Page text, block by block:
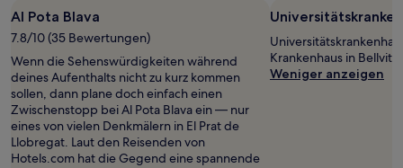
Al Pota Blava
7.8/10 (35 Bewertungen)
Wenn die Sehenswürdigkeiten während
deines Aufenthalts nicht zu kurz kommen
sollen, dann plane doch einfach einen
Zwischenstopp bei Al Pota Blava ein — nur
eines von vielen Denkmälern in El Prat de
Llobregat. Laut den Reisenden von
Hotels.com hat die Gegend eine spannende
Krankenhaus in
Weniger anzeigen